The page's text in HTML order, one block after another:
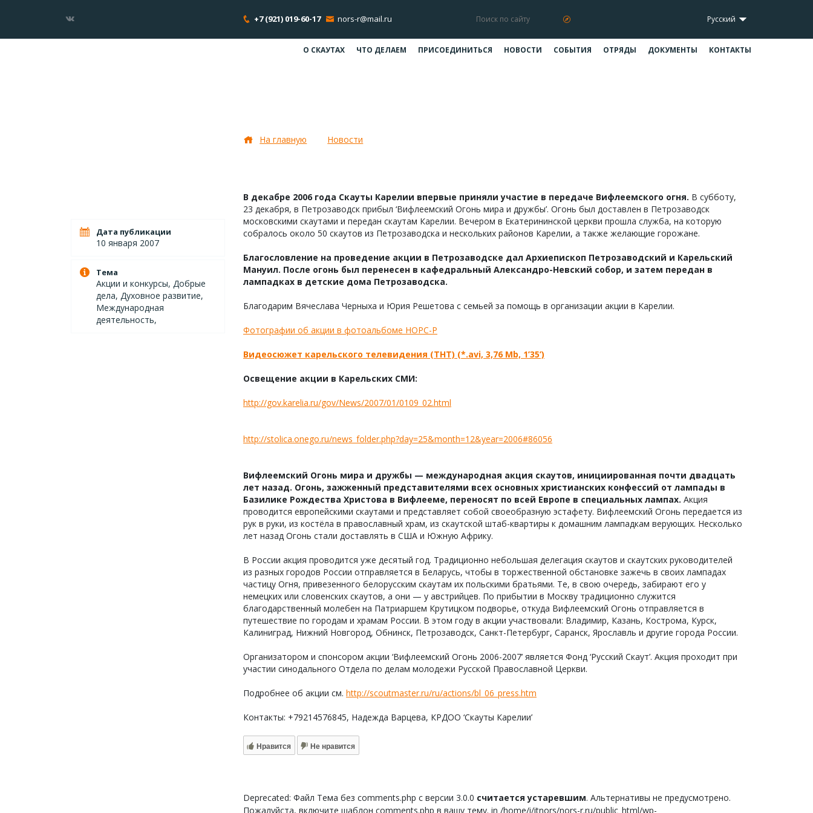
+7 (921) 019-60-17 nors-r@mail.ru Русский
О СКАУТАХ ЧТО ДЕЛАЕМ ПРИСОЕДИНИТЬСЯ НОВОСТИ СОБЫТИЯ ОТРЯДЫ ДОКУМЕНТЫ КОНТАКТЫ
На главную Новости
Дата публикации
10 января 2007
Тема
Акции и конкурсы, Добрые
дела, Духовное развитие,
Международная
деятельность,
В декабре 2006 года Скауты Карелии впервые приняли участие в передаче Вифлеемского огня. В субботу,
23 декабря, в Петрозаводск прибыл ‘Вифлеемский Огонь мира и дружбы’. Огонь был доставлен в Петрозаводск
московскими скаутами и передан скаутам Карелии. Вечером в Екатерининской церкви прошла служба, на которую
собралось около 50 скаутов из Петрозаводска и нескольких районов Карелии, а также желающие горожане.
Благословление на проведение акции в Петрозаводске дал Архиепископ Петрозаводский и Карельский
Мануил. После огонь был перенесен в кафедральный Александро-Невский собор, и затем передан в
лампадках в детские дома Петрозаводска.
Благодарим Вячеслава Черныха и Юрия Решетова с семьей за помощь в организации акции в Карелии.
Фотографии об акции в фотоальбоме НОРС-Р
Видеосюжет карельского телевидения (ТНТ) (*.avi, 3,76 Mb, 1’35’)
Освещение акции в Карельских СМИ:
http://gov.karelia.ru/gov/News/2007/01/0109_02.html
http://stolica.onego.ru/news_folder.php?day=25&month=12&year=2006#86056
Вифлеемский Огонь мира и дружбы — международная акция скаутов, инициированная почти двадцать
лет назад. Огонь, зажженный представителями всех основных христианских конфессий от лампады в
Базилике Рождества Христова в Вифлееме, переносят по всей Европе в специальных лампах. Акция
проводится европейскими скаутами и представляет собой своеобразную эстафету. Вифлеемский Огонь передается из
рук в руки, из костёла в православный храм, из скаутской штаб-квартиры к домашним лампадкам верующих. Несколько
лет назад Огонь стали доставлять в США и Южную Африку.
В России акция проводится уже десятый год. Традиционно небольшая делегация скаутов и скаутских руководителей
из разных городов России отправляется в Беларусь, чтобы в торжественной обстановке зажечь в своих лампадах
частицу Огня, привезенного белорусским скаутам их польскими братьями. Те, в свою очередь, забирают его у
немецких или словенских скаутов, а они — у австрийцев. По прибытии в Москву традиционно служится
благодарственный молебен на Патриаршем Крутицком подворье, откуда Вифлеемский Огонь отправляется в
путешествие по городам и храмам России. В этом году в акции участвовали: Владимир, Казань, Кострома, Курск,
Калиниград, Нижний Новгород, Обнинск, Петрозаводск, Санкт-Петербург, Саранск, Ярославль и другие города России.
Организатором и спонсором акции ‘Вифлеемский Огонь 2006-2007’ является Фонд ‘Русский Скаут’. Акция проходит при
участии синодального Отдела по делам молодежи Русской Православной Церкви.
Подробнее об акции см. http://scoutmaster.ru/ru/actions/bl_06_press.htm
Контакты: +79214576845, Надежда Варцева, КРДОО ‘Скауты Карелии’
Нравится Не нравится
Deprecated: Файл Тема без comments.php с версии 3.0.0 считается устаревшим. Альтернативы не предусмотрено.
Пожалуйста, включите шаблон comments.php в вашу тему. in /home/i/itnors/nors-r.ru/public_html/wp-